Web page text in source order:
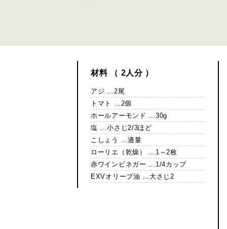
材料 （ 2人分 ）
アジ …2尾
トマト …2個
ホールアーモンド …30g
塩 …小さじ2/3ほど
こしょう …適量
ローリエ（乾燥） …1～2枚
赤ワインビネガー …1/4カップ
EXVオリーブ油 …大さじ2